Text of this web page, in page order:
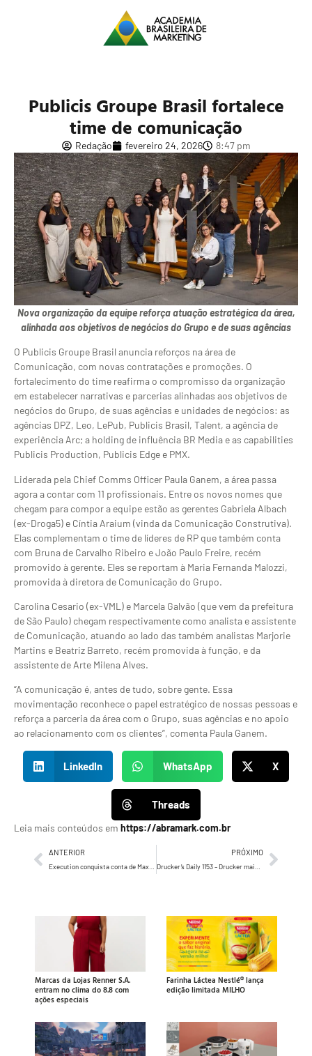
Publicis Groupe Brasil fortalece
time de comunicação
Redação fevereiro 24, 2026 8:47 pm
Nova organização da equipe reforça atuação estratégica da área,
alinhada aos objetivos de negócios do Grupo e de suas agências
O Publicis Groupe Brasil anuncia reforços na área de
Comunicação, com novas contratações e promoções. O
fortalecimento do time reafirma o compromisso da organização
em estabelecer narrativas e parcerias alinhadas aos objetivos de
negócios do Grupo, de suas agências e unidades de negócios: as
agências DPZ, Leo, LePub, Publicis Brasil, Talent, a agência de
experiência Arc; a holding de influência BR Media e as capabilities
Publicis Production, Publicis Edge e PMX.
Liderada pela Chief Comms Officer Paula Ganem, a área passa
agora a contar com 11 profissionais. Entre os novos nomes que
chegam para compor a equipe estão as gerentes Gabriela Albach
(ex-Droga5) e Cíntia Araium (vinda da Comunicação Construtiva).
Elas complementam o time de líderes de RP que também conta
com Bruna de Carvalho Ribeiro e João Paulo Freire, recém
promovido à gerente. Eles se reportam à Maria Fernanda Malozzi,
promovida à diretora de Comunicação do Grupo.
Carolina Cesario (ex-VML) e Marcela Galvão (que vem da prefeitura
de São Paulo) chegam respectivamente como analista e assistente
de Comunicação, atuando ao lado das também analistas Marjorie
Martins e Beatriz Barreto, recém promovida à função, e da
assistente de Arte Milena Alves.
“A comunicação é, antes de tudo, sobre gente. Essa
movimentação reconhece o papel estratégico de nossas pessoas e
reforça a parceria da área com o Grupo, suas agências e no apoio
ao relacionamento com os clientes”, comenta Paula Ganem.
LinkedIn WhatsApp X
Threads
Leia mais conteúdos em https://abramark.com.br
ANTERIOR PRÓXIMO
Marcas da Lojas Renner S.A.
entram no clima do 8.8 com
ações especiais
Farinha Láctea Nestlé® lança
edição limitada MILHO